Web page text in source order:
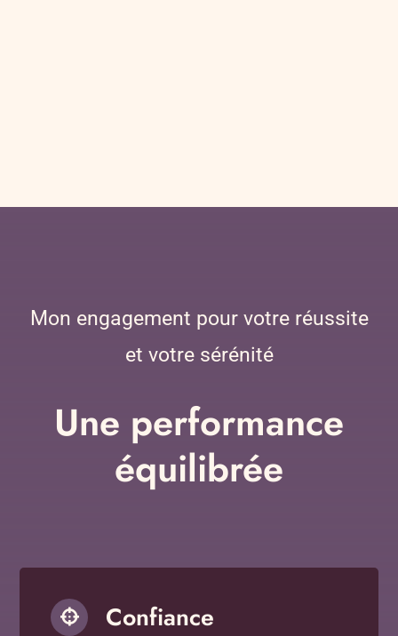
Mon engagement pour votre réussite
et votre sérénité
Une performance
équilibrée
Confiance